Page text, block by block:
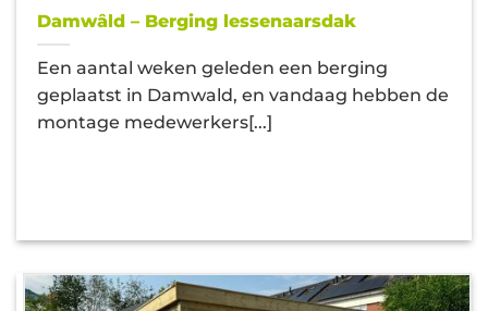
Damwâld – Berging lessenaarsdak
Een aantal weken geleden een berging
geplaatst in Damwald, en vandaag hebben de
montage medewerkers[...]